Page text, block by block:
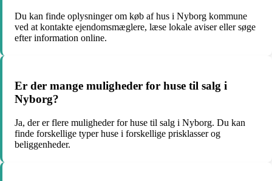
Du kan finde oplysninger om køb af hus i Nyborg kommune
ved at kontakte ejendomsmæglere, læse lokale aviser eller søge
efter information online.
Er der mange muligheder for huse til salg i
Nyborg?
Ja, der er flere muligheder for huse til salg i Nyborg. Du kan
finde forskellige typer huse i forskellige prisklasser og
beliggenheder.